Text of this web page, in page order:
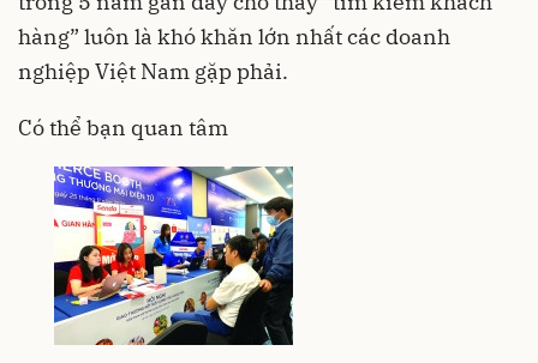
hàng” luôn là khó khăn lớn nhất các doanh
nghiệp Việt Nam gặp phải.
Có thể bạn quan tâm